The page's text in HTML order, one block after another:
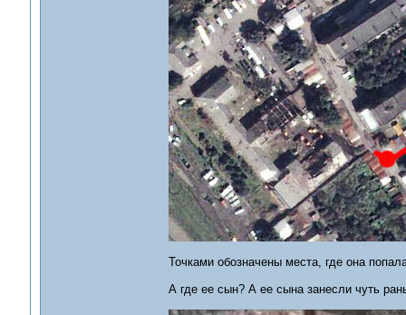
Точками обозначены места, где она
А где ее сын? А ее сына занесли чуть